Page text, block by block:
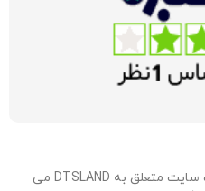
تمامی حقوق مادی و معنوی این وب سایت متعلق به DTSLAND می